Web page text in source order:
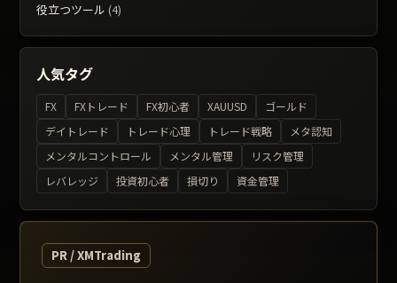
役立つツール (4)
人気タグ
FX FXトレード FX初心者 XAUUSD
ゴールド
デイトレード
トレード心理 トレード戦略
メタ認知
メンタルコントロール
メンタル管理
リスク管理
レバレッジ
投資初心者 損切り 資金管理
PR / XMTrading